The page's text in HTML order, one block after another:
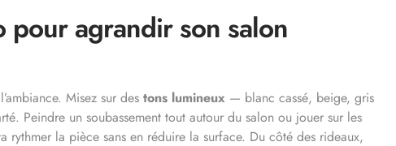
agrandir son salon
Misez sur des tons lumineux — blanc cassé, beige, gris
Peindre un soubassement tout autour du salon ou jouer sur les
rythmer la pièce sans en réduire la surface. Du côté des rideaux,